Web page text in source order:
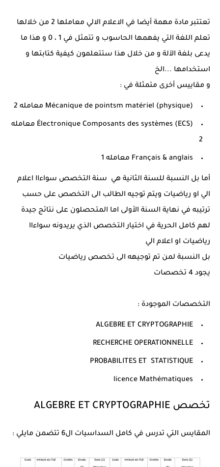
تعتتبر مادة مهمة أيضا في الاعلام الالي معاملها 2 من خلالها
تعلم اللغة التي يفهمها الحاسوب و تتمثل في 1 ، 0 و هذا ما
يدعى بلغة الآلة و من خلال هذا ستتعلمون كيفية كتابتها و
استخدامها ...الخ
و مقاييس أخرى متمثلة في :
Mécanique de pointsm matériel (physique) معامله 2
Électronique Composants des systèmes (ECS) معامله
2
Français & anglais معامله 1
أما بل النسبة للسنة الثانية هي سنة التخصص سواءاا اعلام
الي او رياضيات ويتم توجيه الطالب الى التخصص على حسب
ترتيبه في نهاية السنة الأولى اما المتحصلون على نتائج جيدة
لهم كامل الحرية في اختيار التخصص الذي يريدونه سواءاا
رياضيات او اعلام الي
بل النسبة لمن تم توجيهه الى تخصص رياضيات
يجود 4 تخصصات
التخصصات الموجودة :
ALGEBRE ET CRYPTOGRAPHIE
RECHERCHE OPERATIONNELLE
PROBABILITES ET STATISTIQUE
licence Mathématiques
تخصص ALGEBRE ET CRYPTOGRAPHIE
المقايس التي تدرس في كامل السداسيات ال6 تتضمن مايلي :